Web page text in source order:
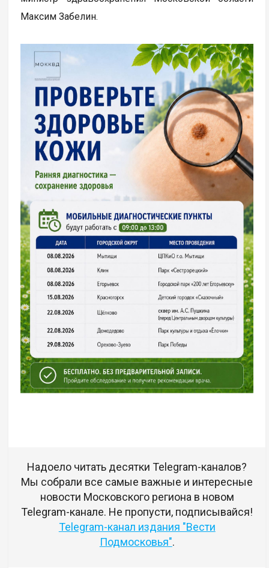
Максим Забелин.
Надоело читать десятки Telegram-каналов?
Мы собрали все самые важные и интересные
новости Московского региона в новом
Telegram-канале. Не пропусти, подписывайся!
Telegram-канал издания "Вести
Подмосковья".